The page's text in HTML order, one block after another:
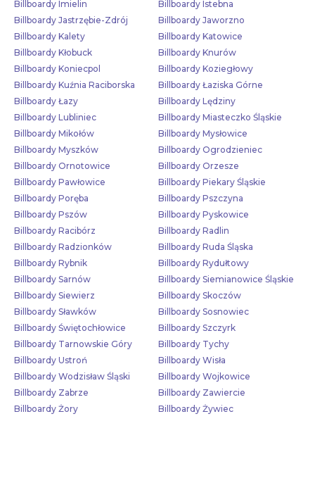
Billboardy Imielin
Billboardy Istebna
Billboardy Jastrzębie-Zdrój
Billboardy Jaworzno
Billboardy Kalety
Billboardy Katowice
Billboardy Kłobuck
Billboardy Knurów
Billboardy Koniecpol
Billboardy Koziegłowy
Billboardy Kuźnia Raciborska
Billboardy Łaziska Górne
Billboardy Łazy
Billboardy Lędziny
Billboardy Lubliniec
Billboardy Miasteczko Śląskie
Billboardy Mikołów
Billboardy Mysłowice
Billboardy Myszków
Billboardy Ogrodzieniec
Billboardy Ornotowice
Billboardy Orzesze
Billboardy Pawłowice
Billboardy Piekary Śląskie
Billboardy Poręba
Billboardy Pszczyna
Billboardy Pszów
Billboardy Pyskowice
Billboardy Racibórz
Billboardy Radlin
Billboardy Radzionków
Billboardy Ruda Śląska
Billboardy Rybnik
Billboardy Rydułtowy
Billboardy Sarnów
Billboardy Siemianowice Śląskie
Billboardy Siewierz
Billboardy Skoczów
Billboardy Sławków
Billboardy Sosnowiec
Billboardy Świętochłowice
Billboardy Szczyrk
Billboardy Tarnowskie Góry
Billboardy Tychy
Billboardy Ustroń
Billboardy Wisła
Billboardy Wodzisław Śląski
Billboardy Wojkowice
Billboardy Zabrze
Billboardy Zawiercie
Billboardy Żory
Billboardy Żywiec